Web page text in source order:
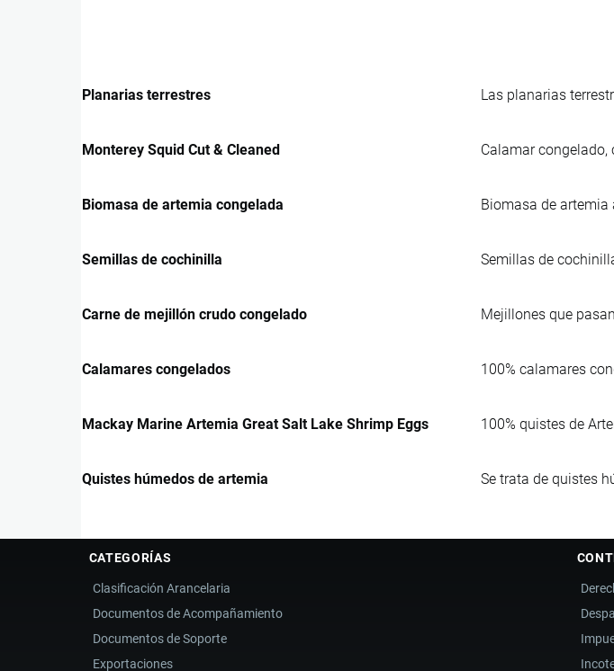
Planarias terrestres Las planarias
Monterey Squid Cut & Cleaned Calamar
Biomasa de artemia congelada Biomasa de
Semillas de cochinilla Semillas de
Carne de mejillón crudo congelado Mejillones que
Calamares congelados 100% calamares
Mackay Marine Artemia Great Salt Lake Shrimp Eggs 100% quistes de
Quistes húmedos de artemia Se trata de quistes
CATEGORÍAS
Clasificación Arancelaria
Documentos de Acompañamiento
Documentos de Soporte
Exportaciones